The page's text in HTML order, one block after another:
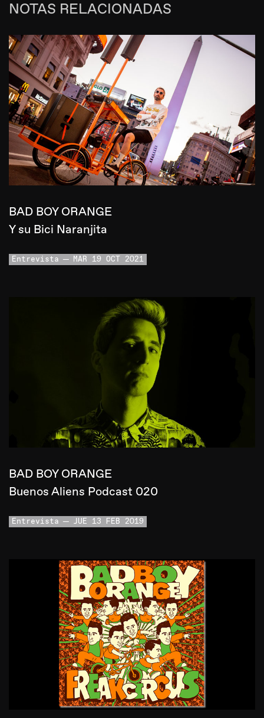
NOTAS RELACIONADAS
BAD BOY ORANGE
Y su Bici Naranjita
Entrevista MAR 19 OCT 2021
BAD BOY ORANGE
Buenos Aliens Podcast 020
Entrevista JUE 13 FEB 2019